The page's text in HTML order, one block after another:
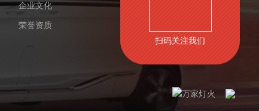
企业文化
荣誉资质
扫码关注我们